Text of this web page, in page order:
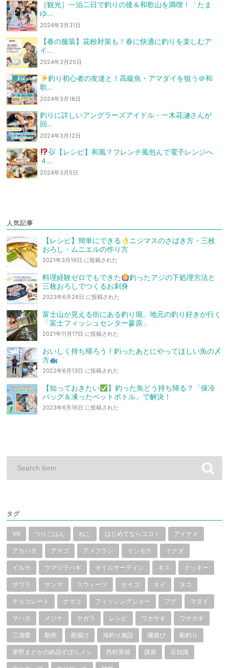
［観光］一泊二日で釣りの後＆和歌山を満喫！「たま
ゆ…
2024年3月31日
【春の服装】花粉対策も！春に快適に釣りを楽しむア
イ…
2024年3月25日
釣り初心者の友達と！高級魚・アマダイを狙う ＠和
歌…
2024年3月18日
釣りに詳しいアングラーズアイドル・一木花漣さんが
回…
2024年3月12日
【レシピ】和風？フレンチ風包んで電子レンジへ
４…
2024年3月5日
人気記事
【レシピ】簡単にできる
ニジマスのさばき方・三枚
おろし・ムニエルの作り方
2021年3月19日 に投稿された
料理経験ゼロでもできた
釣ったアジの下処理方法と
三枚おろしでつくるお刺身
2023年6月26日 に投稿された
富士山が見える街にある釣り堀。地元の釣り好きが行く
「富士フィッシュセンター蓼原」
2021年11月17日 に投稿された
おいしく持ち帰ろう！釣ったあとにやってほしい魚の〆
方
2022年6月13日 に投稿された
【知っておきたい
】釣った魚どう持ち帰る？「保冷
バッグ＆凍ったペットボトル」で解決！
2023年6月16日 に投稿された
タグ
VR つりごはん ねこ はじめてならココ！ アイナメ
アカハタ アマゴ アメフラシ イシモチ イナダ
イルカ ウマヅラハギ オイルサーディン キス クッキー
サワラ サンマ スウィーツ セイゴ タイ タコ
チョコレート ナマコ フィッシングショー フグ マダイ
マハタ メジナ ヤガラ レシピ ワカサギ ワサカギ
三浦愛 動画 唐揚げ 海釣り施設 磯遊び 船釣り
茅野まどかの絶品ずぼらメシ 西村美穂 講座 豆知識